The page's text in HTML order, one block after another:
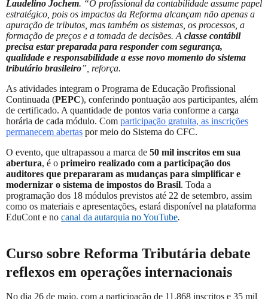
Laudelino Jochem. “O profissional da contabilidade assume papel
estratégico, pois os impactos da Reforma alcançam não apenas a
apuração de tributos, mas também os sistemas, os processos, a
formação de preços e a tomada de decisões. A classe contábil
precisa estar preparada para responder com segurança,
qualidade e responsabilidade a esse novo momento do sistema
tributário brasileiro”, reforça.
As atividades integram o Programa de Educação Profissional
Continuada (PEPC), conferindo pontuação aos participantes, além
de certificado. A quantidade de pontos varia conforme a carga
horária de cada módulo. Com participação gratuita, as inscrições
permanecem abertas por meio do Sistema do CFC.
O evento, que ultrapassou a marca de 50 mil inscritos em sua
abertura, é o primeiro realizado com a participação dos
auditores que prepararam as mudanças para simplificar e
modernizar o sistema de impostos do Brasil. Toda a
programação dos 18 módulos previstos até 22 de setembro, assim
como os materiais e apresentações, estará disponível na plataforma
EduCont e no canal da autarquia no YouTube.
Curso sobre Reforma Tributária debate
reflexos em operações internacionais
No dia 26 de maio, com a participação de 11.868 inscritos e 35 mil